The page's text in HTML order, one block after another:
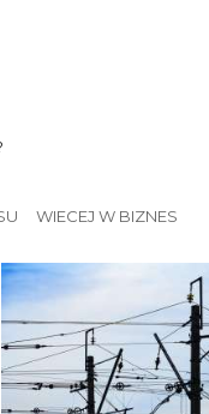
WIECEJ W BIZNES